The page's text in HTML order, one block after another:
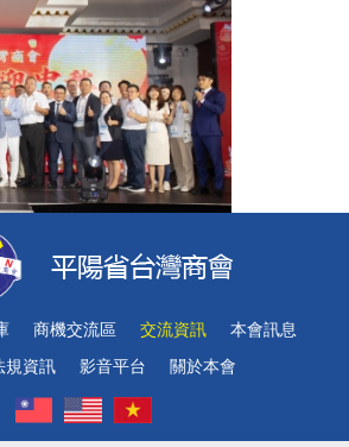
商機交流區 交流資訊
本會訊息
規資訊 影音平台 關於本會